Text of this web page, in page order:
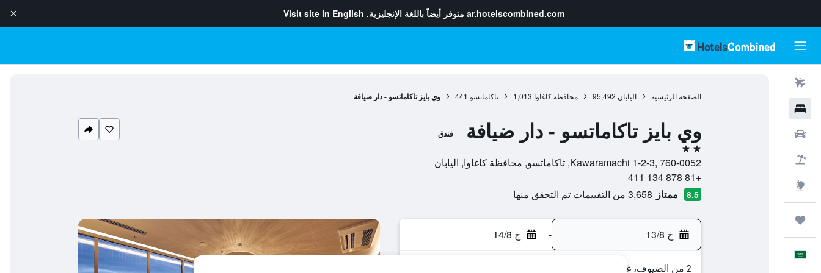
ar.hotelscombined.com متوفر أيضاً باللغة الإنجليزية. Visit site in English
الصفحة الرئيسية اليابان 95,492 محافظة كاغاوا 1,013 تاكاماتسو 441 وي بايز تاكاماتسو - دار ضيافة
وي بايز تاكاماتسو - دار ضيافة فندق
2 نجمتين
Kawaramachi 1-2-3, 760-0052, تاكاماتسو, محافظة كاغاوا, اليابان
+81 878 134 411
8.5 ممتاز 3,658 من التقييمات تم التحقق منها
خ 13/8 - ج 14/8
2 من الضيوف، غرفة واحدة